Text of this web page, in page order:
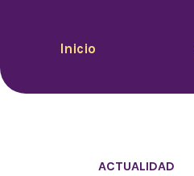
Inicio
ACTUALIDAD